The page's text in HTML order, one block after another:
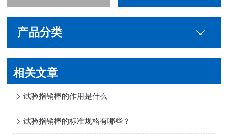
产品分类
相关文章
试验指销棒的作用是什么
试验指销棒的标准规格有哪些？